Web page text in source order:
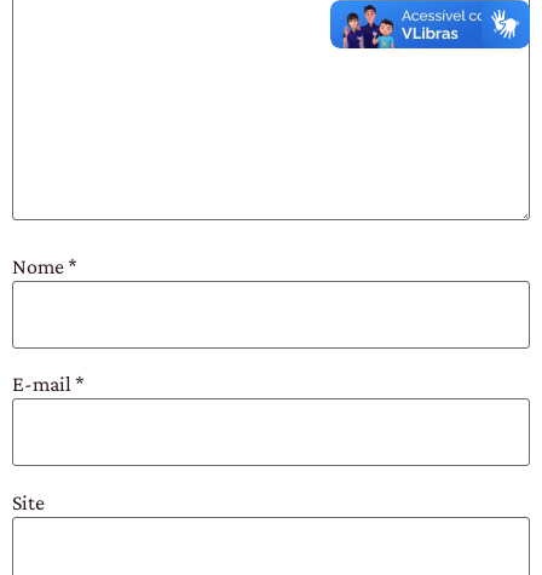
Nome*
E-mail*
Site